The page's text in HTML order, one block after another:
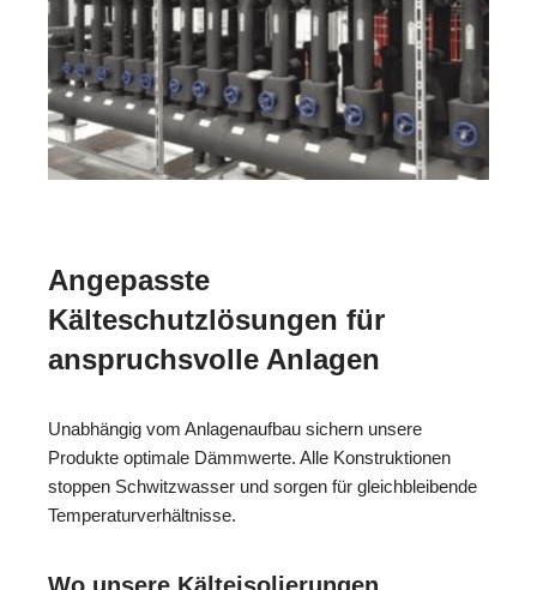
Angepasste
Kälteschutzlösungen für
anspruchsvolle Anlagen
Unabhängig vom Anlagenaufbau sichern unsere
Produkte optimale Dämmwerte. Alle Konstruktionen
stoppen Schwitzwasser und sorgen für gleichbleibende
Temperaturverhältnisse.